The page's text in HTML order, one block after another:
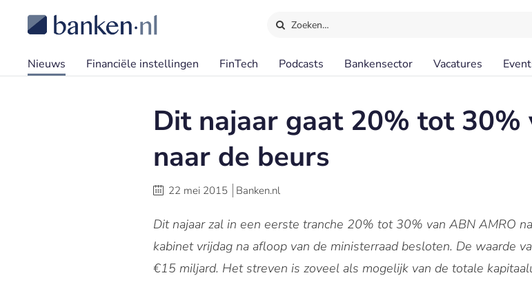
Zoeken…
Nieuws Financiële instellingen FinTech Podcasts Bankensector Vacatures
Dit najaar gaat 20% tot 30%
naar de beurs
22 mei 2015 Banken.nl
Dit najaar zal in een eerste tranche 20% tot 30% van ABN AMRO
kabinet vrijdag na afloop van de ministerraad besloten. De waarde
€15 miljard. Het streven is zoveel als mogelijk van de totale